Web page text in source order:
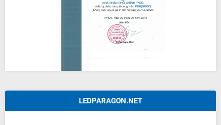
LEDPARAGON.NET